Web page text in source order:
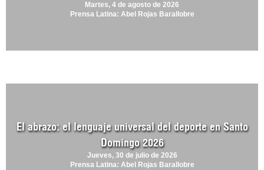
Martes, 4 de agosto de 2026
Prensa Latina: Abel Rojas Barallobre
El abrazo: el lenguaje universal del deporte en Santo
Domingo 2026
Jueves, 30 de julio de 2026
Prensa Latina: Abel Rojas Barallobre